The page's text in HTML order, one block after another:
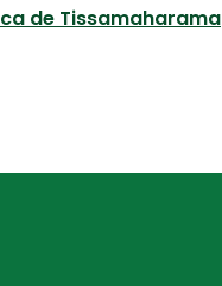
de Tissamaharama